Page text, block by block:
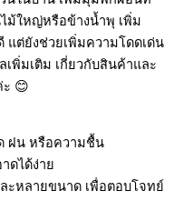
ม้ใหญ่หรือข้างน้ำพุ เพิ่ม
แต่ยังช่วยเพิ่มความโดดเด่น
พิ่มเติม เกี่ยวกับสินค้าและ
😊
ฝน หรือความชื้น
ดได้ง่าย
ะหลายขนาด เพื่อตอบโจทย์